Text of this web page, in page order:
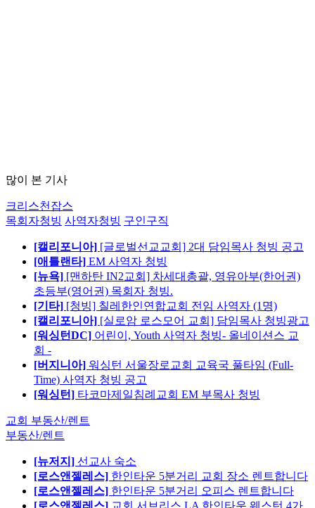
많이 본 기사
크리스천잡스
목회자청빙 사역자청빙 구인구직
[캘리포니아] [글로벌선교교회] 2대 담임목사 청빙 공고
[애틀랜타] EM 사역자 청빙
[뉴욕] [맨하탄 IN2교회] 차세대총괄, 영유아부(한어권)
초등부(영어권) 목회자 청빙.
[기타] [청빙] 칠레한인연합교회 전임 사역자 (1명)
[캘리포니아] [실로암 로스모어 교회] 담임목사 청빙광고
[워싱턴DC] 어린이, Youth 사역자 청빙- 올네이션스 교
회 -
[버지니아] 워싱턴 서울장로교회 교육국 풀타임 (Full-
Time) 사역자 청빙 공고
[워싱턴] 타코마제일침례교회 EM 부목사 청빙
교회 부동산/렌트
부동산/렌트
[뉴저지] 선교사 숙소
[로스앤젤레스] 한인타운 5분거리 교회 장소 렌트합니다
[로스앤젤레스] 한인타운 5분거리 오피스 렌트합니다